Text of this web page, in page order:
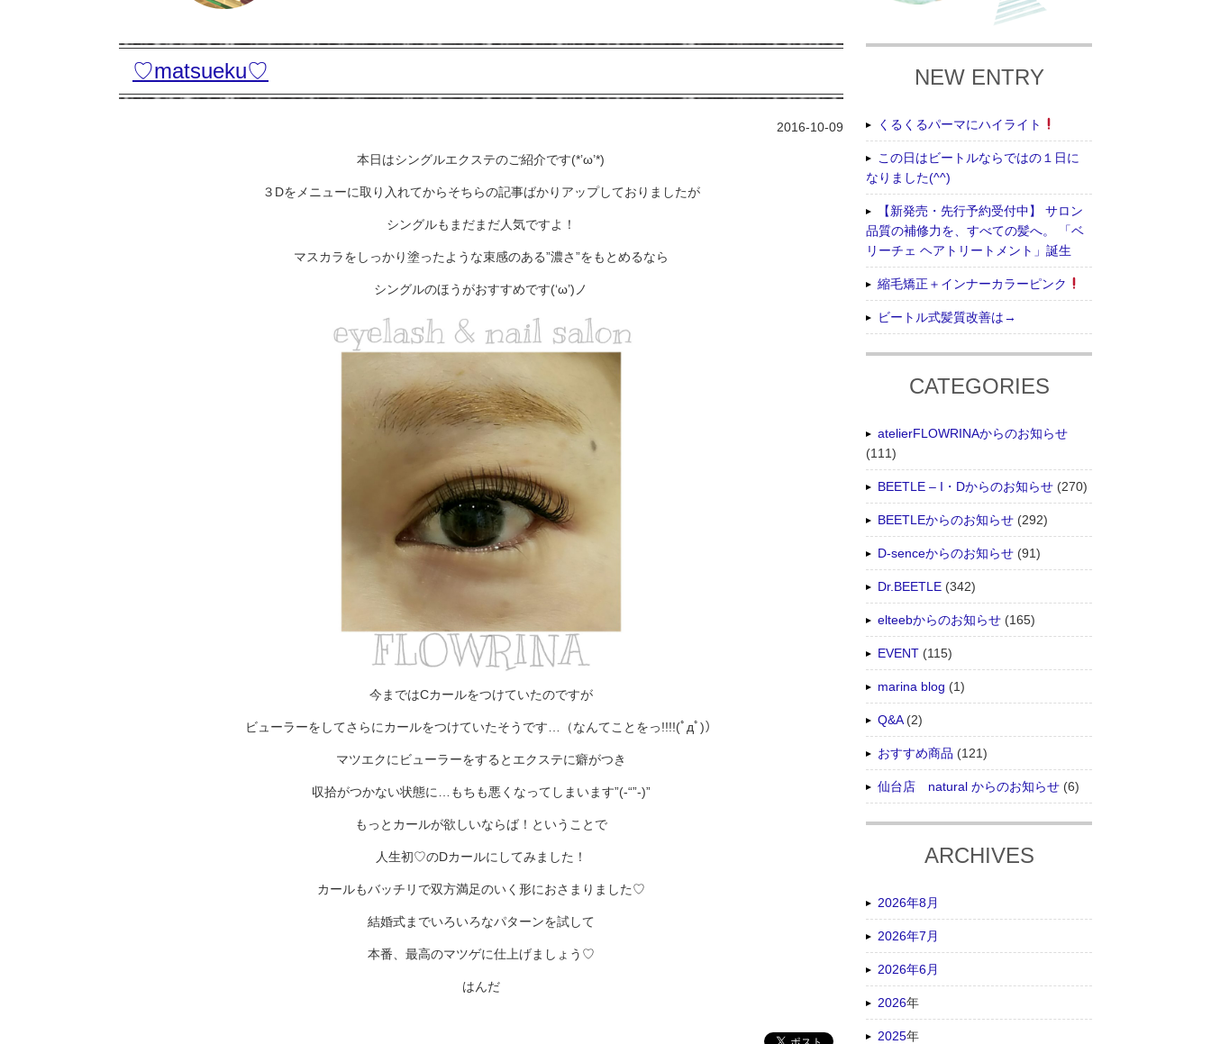
♡matsueku♡
2016-10-09
本日はシングルエクステのご紹介です(*’ω’*)
３Dをメニューに取り入れてからそちらの記事ばかりアップしておりましたが
シングルもまだまだ人気ですよ！
マスカラをしっかり塗ったような束感のある”濃さ”をもとめるなら
シングルのほうがおすすめです(‘ω’)ノ
今まではCカールをつけていたのですが
ビューラーをしてさらにカールをつけていたそうです…（なんてことをっ!!!!(ﾟдﾟ)）
マツエクにビューラーをするとエクステに癖がつき
収拾がつかない状態に…もちも悪くなってしまいます”(-“”-)”
もっとカールが欲しいならば！ということで
人生初♡のDカールにしてみました！
カールもバッチリで双方満足のいく形におさまりました♡
結婚式までいろいろなパターンを試して
本番、最高のマツゲに仕上げましょう♡
はんだ
NEW ENTRY
くるくるパーマにハイライト
この日はビートルならではの１日に
なりました(^^)
【新発売・先行予約受付中】 サロン
品質の補修力を、すべての髪へ。 「ベ
リーチェ ヘアトリートメント」誕生
縮毛矯正＋インナーカラーピンク
ビートル式髪質改善は→
CATEGORIES
atelierFLOWRINAからのお知らせ
(111)
BEETLE – I・Dからのお知らせ (270)
BEETLEからのお知らせ (292)
D-senceからのお知らせ (91)
Dr.BEETLE (342)
elteebからのお知らせ (165)
EVENT (115)
marina blog (1)
Q&A(2)
おすすめ商品 (121)
仙台店 natural からのお知らせ (6)
ARCHIVES
2026年8月
2026年7月
2026年6月
2026年
2025年